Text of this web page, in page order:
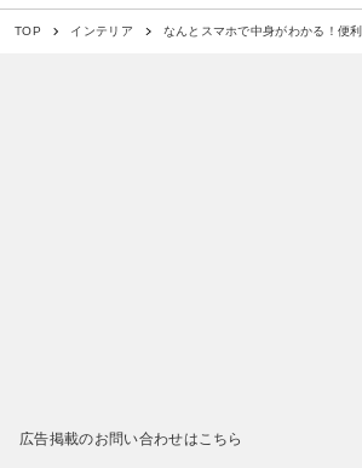
TOP インテリア なんとスマホで中身がわかる！便
広告掲載のお問い合わせはこちら